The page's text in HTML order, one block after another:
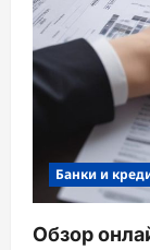
Банки и
Обзор